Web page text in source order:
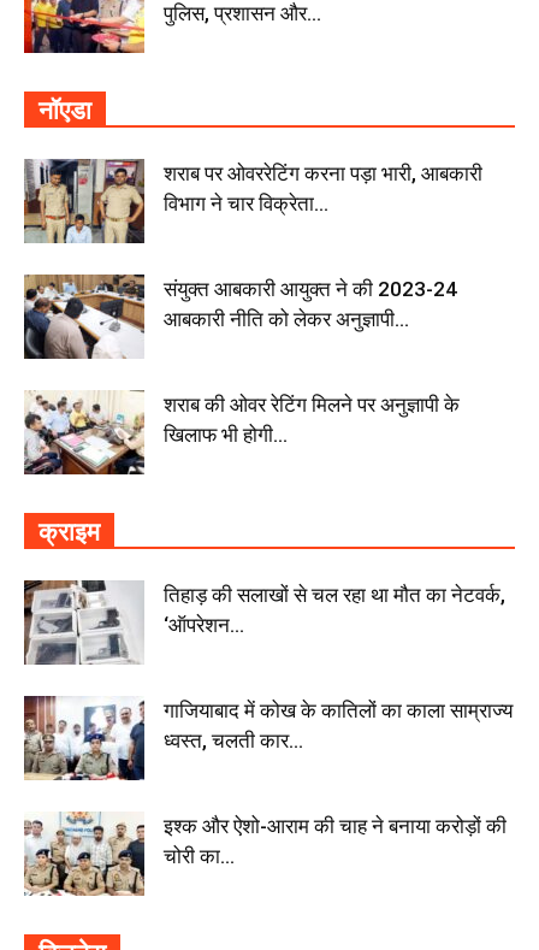
पुलिस, प्रशासन और...
नॉएडा
शराब पर ओवररेटिंग करना पड़ा भारी, आबकारी
विभाग ने चार विक्रेता...
संयुक्त आबकारी आयुक्त ने की 2023-24
आबकारी नीति को लेकर अनुज्ञापी...
शराब की ओवर रेटिंग मिलने पर अनुज्ञापी के
खिलाफ भी होगी...
क्राइम
तिहाड़ की सलाखों से चल रहा था मौत का नेटवर्क,
‘ऑपरेशन...
गाजियाबाद में कोख के कातिलों का काला साम्राज्य
ध्वस्त, चलती कार...
इश्क और ऐशो-आराम की चाह ने बनाया करोड़ों की
चोरी का...